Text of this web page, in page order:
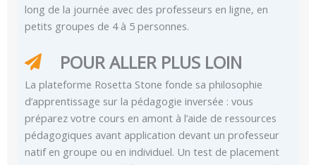
long de la journée avec des professeurs en ligne, en
petits groupes de 4 à 5 personnes.
POUR ALLER PLUS LOIN
La plateforme Rosetta Stone fonde sa philosophie
d’apprentissage sur la pédagogie inversée : vous
préparez votre cours en amont à l’aide de ressources
pédagogiques avant application devant un professeur
natif en groupe ou en individuel. Un test de placement